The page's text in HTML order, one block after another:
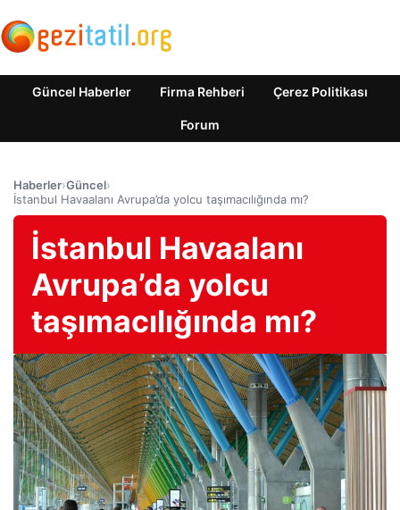
Güncel Haberler Firma Rehberi Çerez Politikası
Forum
Haberler›Güncel›
İstanbul Havaalanı Avrupa’da yolcu taşımacılığında mı?
İstanbul Havaalanı
Avrupa’da yolcu
taşımacılığında mı?